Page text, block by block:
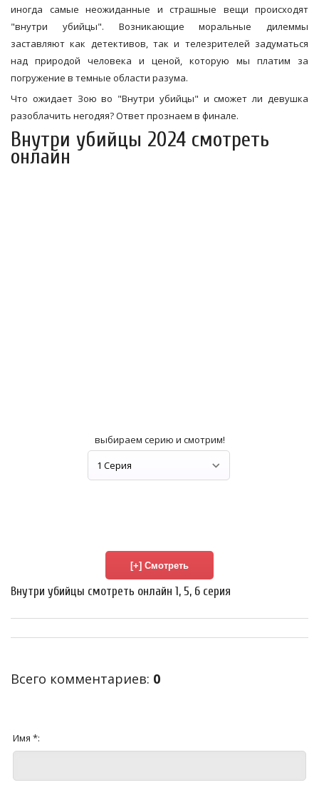
иногда самые неожиданные и страшные вещи происходят
"внутри убийцы". Возникающие моральные дилеммы
заставляют как детективов, так и телезрителей задуматься
над природой человека и ценой, которую мы платим за
погружение в темные области разума.
Что ожидает Зою во "Внутри убийцы" и сможет ли девушка
разоблачить негодяя? Ответ прознаем в финале.
Внутри убийцы 2024 смотреть
онлайн
выбираем серию и смотрим!
Внутри убийцы смотреть онлайн 1, 5, 6 серия
Всего комментариев: 0
Имя *: